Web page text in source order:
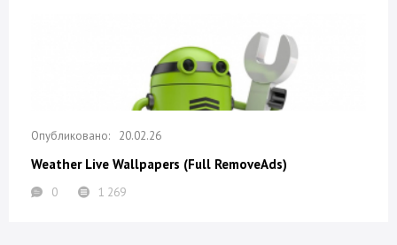
20.02.26
Weather Live Wallpapers (Full RemoveAds)
0 1 269